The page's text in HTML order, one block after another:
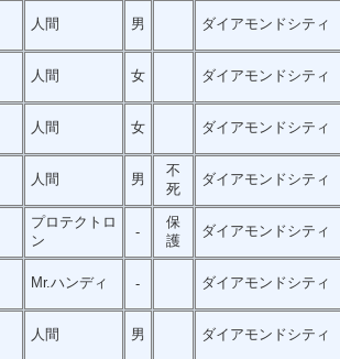
人間 男 ダイアモンドシティ
人間 女 ダイアモンドシティ
人間 女 ダイアモンドシティ
人間 男
不
死
ダイアモンドシティ
プロテクトロ
ン
-
保
護
ダイアモンドシティ
Mr.ハンディ - ダイアモンドシティ
人間 男 ダイアモンドシティ